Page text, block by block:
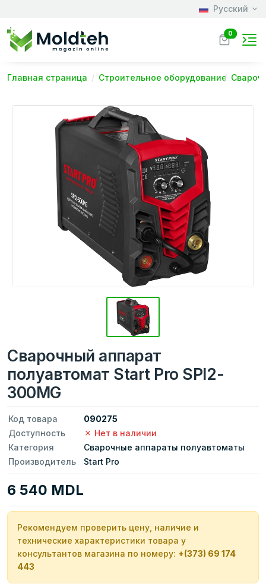
Русский
0
Главная страница Строительное оборудование
Сварочный аппарат
полуавтомат Start Pro SPI2-
300MG
Код товара
090275
Доступность
Нет в наличии
Категория
Сварочные аппараты полуавтоматы
Производитель
Start Pro
6 540 MDL
Рекомендуем проверить цену, наличие и
технические характеристики товара у
консультантов магазина по номеру: +(373) 69 174
443